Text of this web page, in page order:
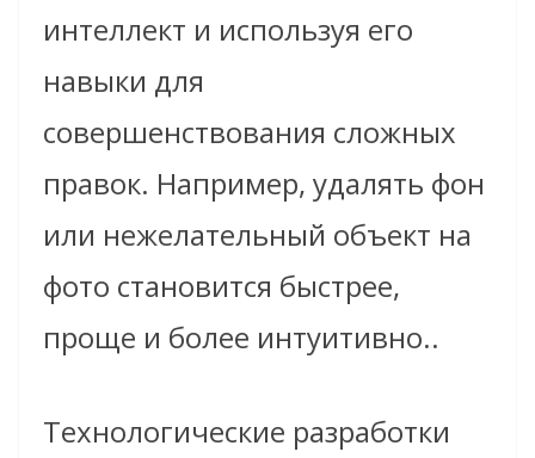
интеллект и используя его
навыки для
совершенствования сложных
правок. Например, удалять фон
или нежелательный объект на
фото становится быстрее,
проще и более интуитивно..
Технологические разработки